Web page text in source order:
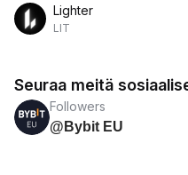
Lighter
LIT
Seuraa meitä
Followers
@Bybit EU